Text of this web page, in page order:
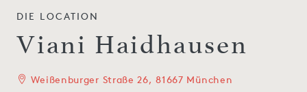
DIE LOCATION
Viani Haidhausen
Weißenburger Straße 26, 81667 München